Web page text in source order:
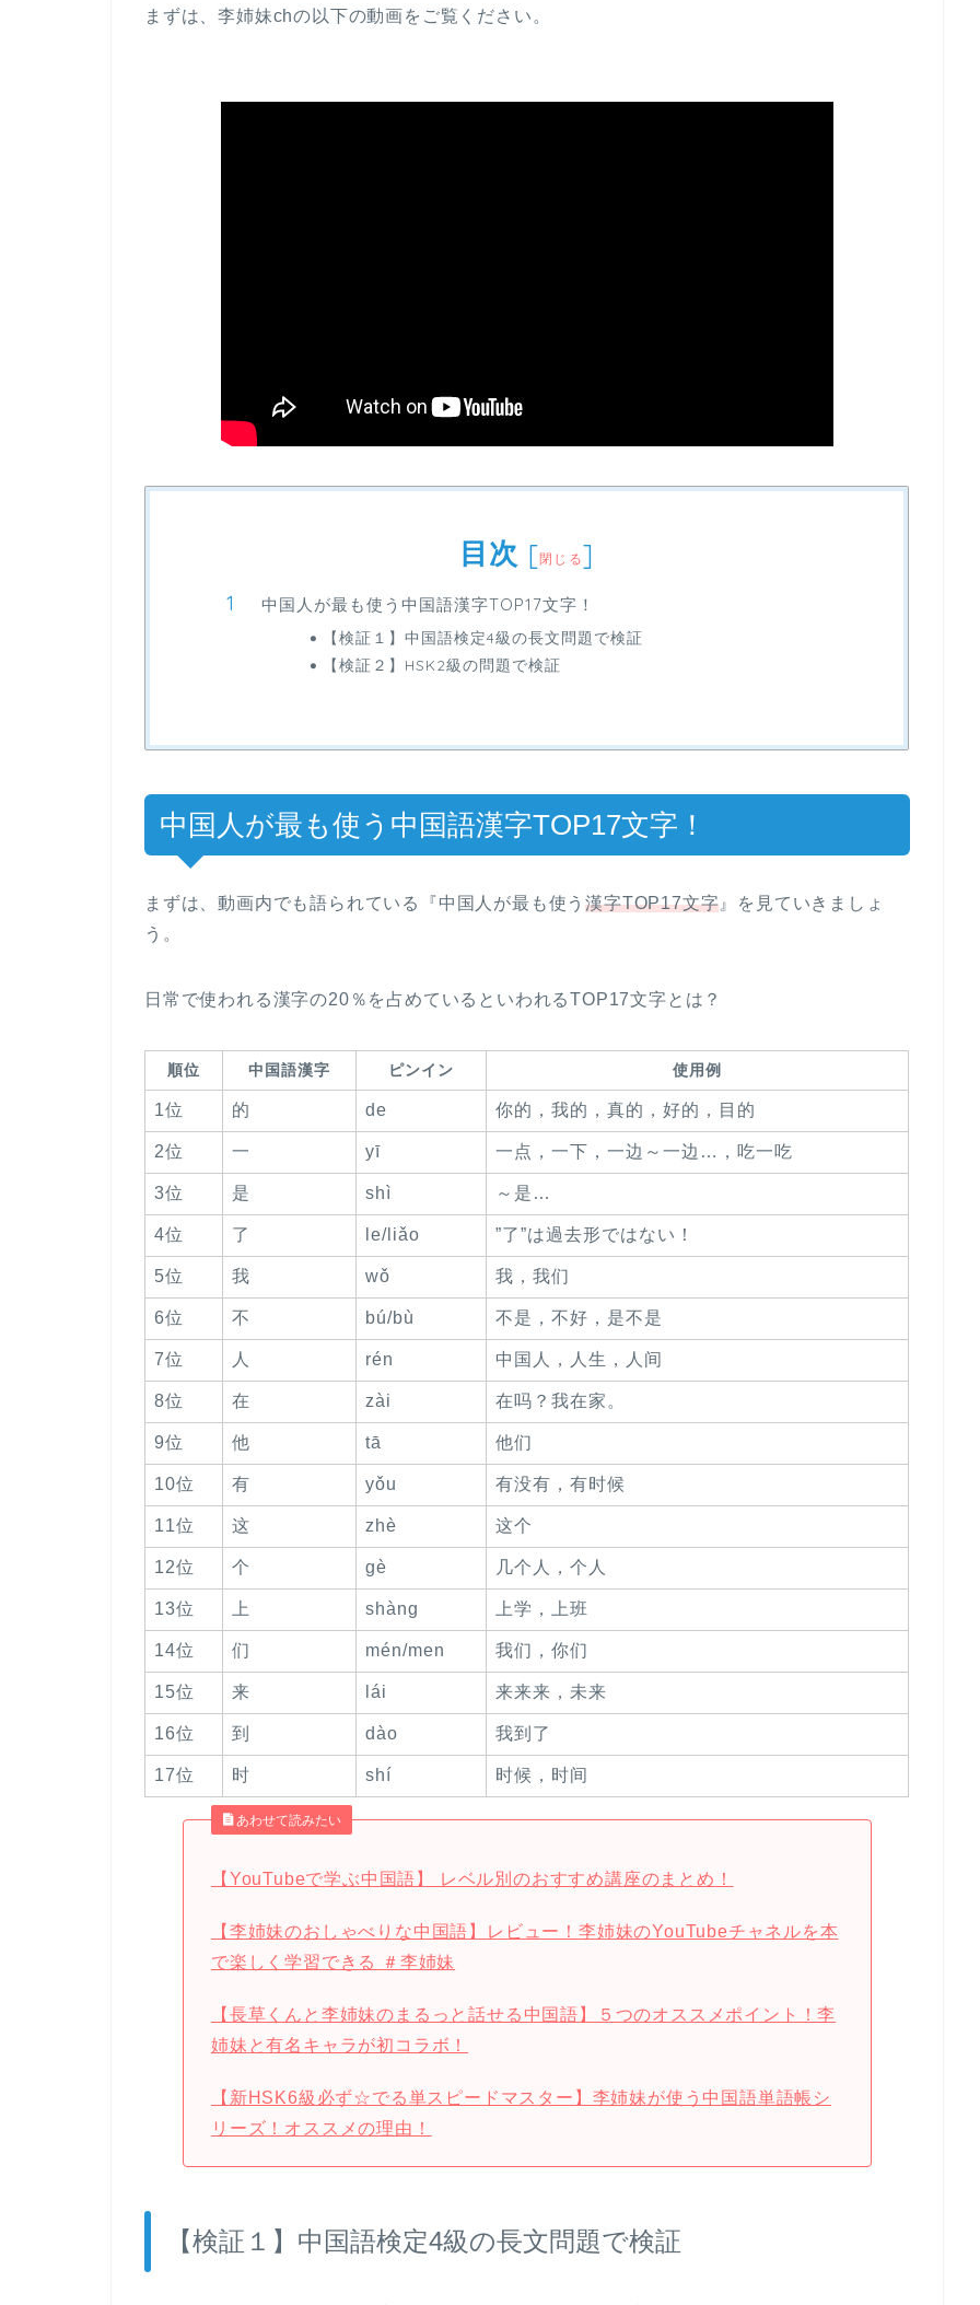
まずは、李姉妹chの以下の動画をご覧ください。
目次 [閉じる]
中国人が最も使う中国語漢字TOP17文字！
【検証１】中国語検定4級の長文問題で検証
【検証２】HSK2級の問題で検証
中国人が最も使う中国語漢字TOP17文字！
まずは、動画内でも語られている『中国人が最も使う漢字TOP17文字 』を見ていきましょ
う。
日常で使われる漢字の20％を占めているといわれるTOP17文字とは？
順位 中国語漢字 ピンイン 使用例
1位 的 de 你的，我的，真的，好的，目的
2位 一 yī 一点，一下，一边～一边…，吃一吃
3位 是 shì ～是…
4位 了 le/liǎo ”了”は過去形ではない！
5位 我 wǒ 我，我们
6位 不 bú/bù 不是，不好，是不是
7位 人 rén 中国人，人生，人间
8位 在 zài 在吗？我在家。
9位 他 tā 他们
10位 有 yǒu 有没有，有时候
11位 这 zhè 这个
12位 个 gè 几个人，个人
13位 上 shàng 上学，上班
14位 们 mén/men 我们，你们
15位 来 lái 来来来，未来
16位 到 dào 我到了
17位 时 shí 时候，时间
あわせて読みたい
【YouTubeで学ぶ中国語】 レベル別のおすすめ講座のまとめ！
【李姉妹のおしゃべりな中国語】レビュー！李姉妹のYouTubeチャネルを本
で楽しく学習できる ＃李姉妹
【長草くんと李姉妹のまるっと話せる中国語】５つのオススメポイント！李
姉妹と有名キャラが初コラボ！
【新HSK6級必ず☆でる単スピードマスター】李姉妹が使う中国語単語帳シ
リーズ！オススメの理由！
【検証１】中国語検定4級の長文問題で検証